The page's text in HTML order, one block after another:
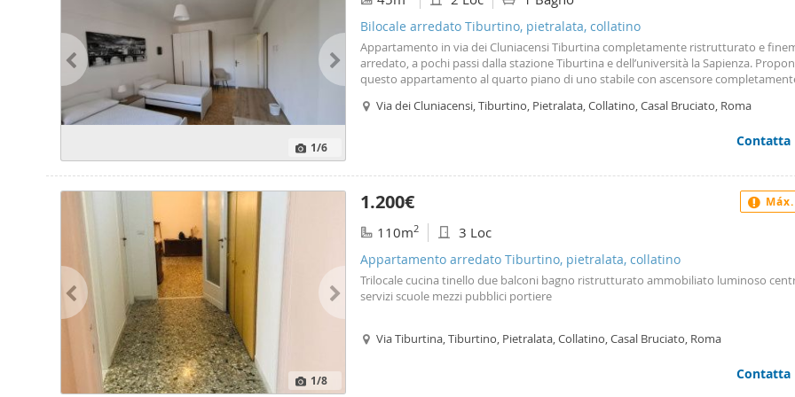
ogni tipo e natura oltre ad essere dotata di servizi di ogni genere e qualità.
stato recentemente arredato con mobili nuovi e di ottima fattura.
1/6
Bilocale arredato Tiburtino, pietralata, collatino
Appartamento in via dei Cluniacensi Tiburtina completamente ristrutturato e
arredato, a pochi passi dalla stazione Tiburtina e dell’università la Sapienza.
questo appartamento al quarto piano di uno stabile con ascensore
elettrodomestici, bagno e ampia camera con due posti singoli o matrimoniali ad
referenziati. Canone di locazione mensile euro 1400, disponibile da subito con
Contattare tramite whatsapp
Via dei Cluniacensi, Tiburtino, Pietralata, Collatino, Casal Bruciato, Roma
Contatta
1/8
1.200€
110m2 3 Loc
Appartamento arredato Tiburtino, pietralata, collatino
Trilocale cucina tinello due balconi bagno ristrutturato ammobiliato luminoso
servizi scuole mezzi pubblici portiere
Via Tiburtina, Tiburtino, Pietralata, Collatino, Casal Bruciato, Roma
Contatta